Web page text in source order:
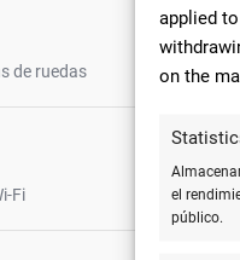
applied
on the
el
público.
de ruedas
Fi